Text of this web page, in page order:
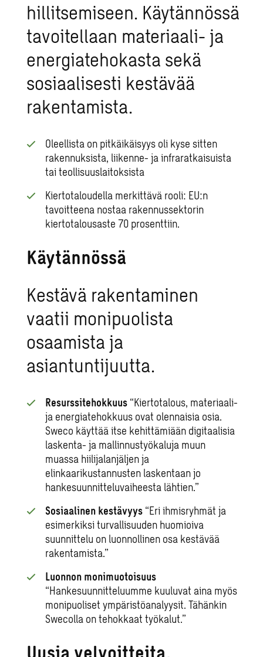
hillitsemiseen. Käytännössä
tavoitellaan materiaali- ja
energiatehokasta sekä
sosiaalisesti kestävää
rakentamista.
Oleellista on pitkäikäisyys oli kyse sitten
rakennuksista, liikenne- ja infraratkaisuista
tai teollisuuslaitoksista
Kiertotaloudella merkittävä rooli: EU:n
tavoitteena nostaa rakennussektorin
kiertotalousaste 70 prosenttiin.
Käytännössä
Kestävä rakentaminen
vaatii monipuolista
osaamista ja
asiantuntijuutta.
Resurssitehokkuus “Kiertotalous, materiaali-
ja energiatehokkuus ovat olennaisia osia.
Sweco käyttää itse kehittämiään digitaalisia
laskenta- ja mallinnustyökaluja muun
muassa hiilijalanjäljen ja
elinkaarikustannusten laskentaan jo
hankesuunnitteluvaiheesta lähtien.”
Sosiaalinen kestävyys “Eri ihmisryhmät ja
esimerkiksi turvallisuuden huomioiva
suunnittelu on luonnollinen osa kestävää
rakentamista.”
Luonnon monimuotoisuus
“Hankesuunnitteluumme kuuluvat aina myös
monipuoliset ympäristöanalyysit. Tähänkin
Swecolla on tehokkaat työkalut.”
Uusia velvoitteita.